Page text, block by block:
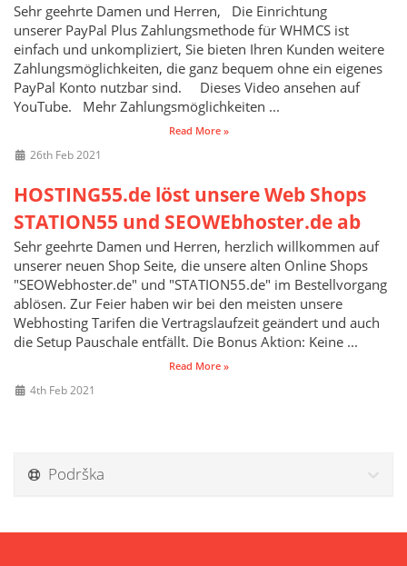
Sehr geehrte Damen und Herren, Die Einrichtung
unserer PayPal Plus Zahlungsmethode für WHMCS ist
einfach und unkompliziert, Sie bieten Ihren Kunden weitere
Zahlungsmöglichkeiten, die ganz bequem ohne ein eigenes
PayPal Konto nutzbar sind. Dieses Video ansehen auf
YouTube. Mehr Zahlungsmöglichkeiten ...
Read More »
26th Feb 2021
HOSTING55.de löst unsere Web Shops
STATION55 und SEOWEbhoster.de ab
Sehr geehrte Damen und Herren, herzlich willkommen auf
unserer neuen Shop Seite, die unsere alten Online Shops
"SEOWebhoster.de" und "STATION55.de" im Bestellvorgang
ablösen. Zur Feier haben wir bei den meisten unsere
Webhosting Tarifen die Vertragslaufzeit geändert und auch
die Setup Pauschale entfällt. Die Bonus Aktion: Keine ...
Read More »
4th Feb 2021
Podrška